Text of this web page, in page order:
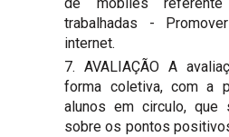
de móbiles
trabalhadas -
internet.
7. AVALIAÇÃO A
forma coletiva, com a
alunos em circulo, que
sobre os pontos